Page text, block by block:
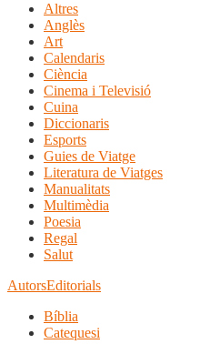
Altres
Anglès
Art
Calendaris
Ciència
Cinema i Televisió
Cuina
Diccionaris
Esports
Guies de Viatge
Literatura de Viatges
Manualitats
Multimèdia
Poesia
Regal
Salut
AutorsEditorials
Bíblia
Catequesi